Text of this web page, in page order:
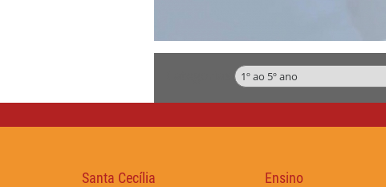
Santa Cecília Ensino